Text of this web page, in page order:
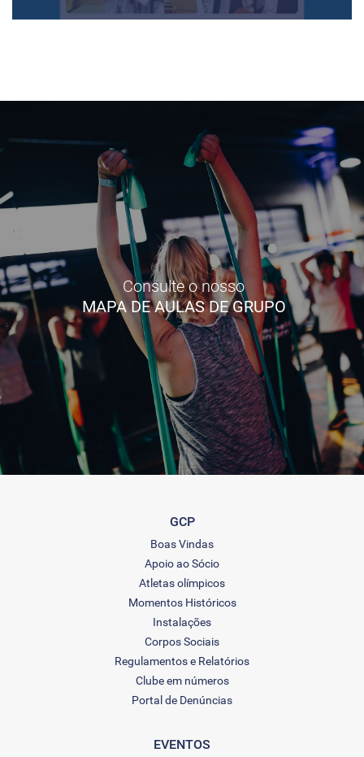
Consulte o nosso
MAPA DE AULAS DE GRUPO
GCP
Boas Vindas
Apoio ao Sócio
Atletas olímpicos
Momentos Históricos
Instalações
Corpos Sociais
Regulamentos e Relatórios
Clube em números
Portal de Denúncias
EVENTOS